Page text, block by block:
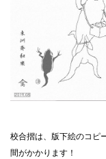
校合摺は、版下絵のコピ
間がかかります！